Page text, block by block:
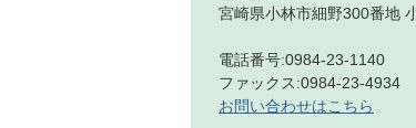
宮崎県小林市細野300番地
電話番号:0984-23-1140
ファックス:0984-23-4934
お問い合わせはこちら